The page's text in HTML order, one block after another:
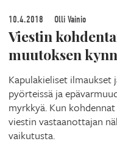
10.4.2018 Olli Vainio
Viestin
muutoksen
Kapulakieliset
pyörteissä ja
myrkkyä. Kun
viestin vastaanottajan
vaikutusta.